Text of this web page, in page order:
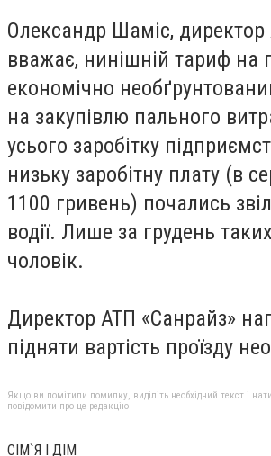
Олександр Шаміс,
вважає, нинішній тариф на
економічно
на закупівлю пального
усього заробітку
низьку заробітну плату (в
1100 гривень) почались
водії. Лише за грудень
чоловік.
Директор АТП «Санрайз»
підняти вартість проїзду
Якщо ви помітили помилку, виділіть необхідний текст і
повідомити про це редакцію
СІМ`Я І ДІМ